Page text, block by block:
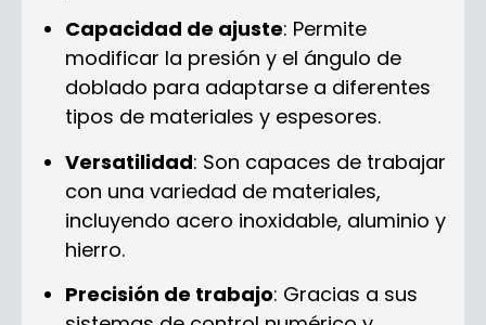
Capacidad de ajuste: Permite
modificar la presión y el ángulo de
doblado para adaptarse a diferentes
tipos de materiales y espesores.
Versatilidad: Son capaces de trabajar
con una variedad de materiales,
incluyendo acero inoxidable, aluminio y
hierro.
Precisión de trabajo: Gracias a sus